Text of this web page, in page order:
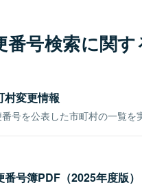
番号検索に関す
村変更情報
号を公表した市町村の一覧を
番号簿PDF（2025年度版）